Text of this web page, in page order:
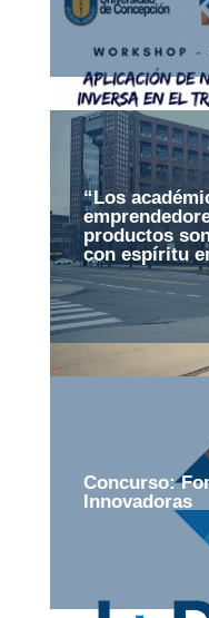
“Los
productos
con espíritu
Concurso:
Innovadoras